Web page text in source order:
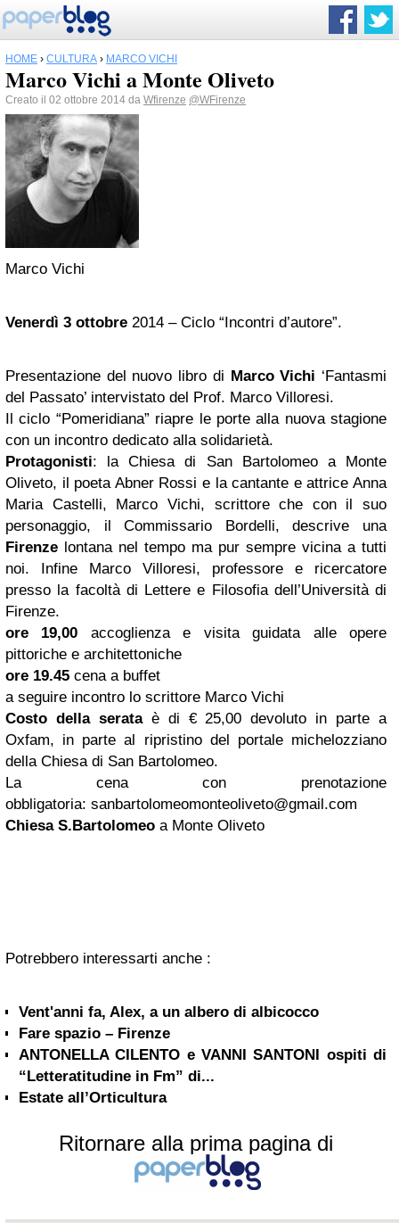
HOME › CULTURA › MARCO VICHI
Marco Vichi a Monte Oliveto
Creato il 02 ottobre 2014 da Wfirenze @WFirenze
Marco Vichi
Venerdì 3 ottobre 2014 – Ciclo “Incontri d’autore”.
Presentazione del nuovo libro di Marco Vichi ‘Fantasmi
del Passato’ intervistato del Prof. Marco Villoresi.
Il ciclo “Pomeridiana” riapre le porte alla nuova stagione
con un incontro dedicato alla solidarietà.
Protagonisti: la Chiesa di San Bartolomeo a Monte
Oliveto, il poeta Abner Rossi e la cantante e attrice Anna
Maria Castelli, Marco Vichi, scrittore che con il suo
personaggio, il Commissario Bordelli, descrive una
Firenze lontana nel tempo ma pur sempre vicina a tutti
noi. Infine Marco Villoresi, professore e ricercatore
presso la facoltà di Lettere e Filosofia dell’Università di
Firenze.
ore 19,00 accoglienza e visita guidata alle opere
pittoriche e architettoniche
ore 19.45 cena a buffet
a seguire incontro lo scrittore Marco Vichi
Costo della serataè di € 25,00 devoluto in parte a
Oxfam, in parte al ripristino del portale michelozziano
della Chiesa di San Bartolomeo.
La cena con prenotazione
obbligatoria: sanbartolomeomonteoliveto@gmail.com
Chiesa S.Bartolomeo a Monte Oliveto
Potrebbero interessarti anche :
Vent'anni fa, Alex, a un albero di albicocco
Fare spazio – Firenze
ANTONELLA CILENTO e VANNI SANTONI ospiti di
“Letteratitudine in Fm” di...
Estate all’Orticultura
Ritornare alla prima pagina di